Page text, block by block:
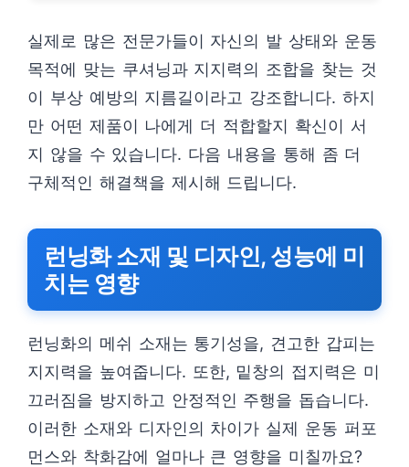
실제로 많은 전문가들이 자신의 발 상태와 운동
목적에 맞는 쿠셔닝과 지지력의 조합을 찾는 것
이 부상 예방의 지름길이라고 강조합니다. 하지
만 어떤 제품이 나에게 더 적합할지 확신이 서
지 않을 수 있습니다. 다음 내용을 통해 좀 더
구체적인 해결책을 제시해 드립니다.
런닝화 소재 및 디자인, 성능에 미
치는 영향
런닝화의 메쉬 소재는 통기성을, 견고한 갑피는
지지력을 높여줍니다. 또한, 밑창의 접지력은 미
끄러짐을 방지하고 안정적인 주행을 돕습니다.
이러한 소재와 디자인의 차이가 실제 운동 퍼포
먼스와 착화감에 얼마나 큰 영향을 미칠까요?